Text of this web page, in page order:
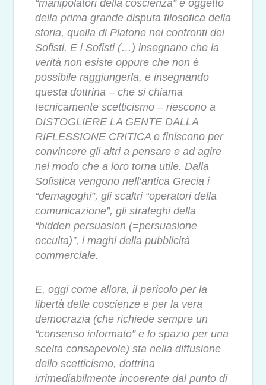
“manipolatori della coscienza” è oggetto
della prima grande disputa filosofica della
storia, quella di Platone nei confronti dei
Sofisti. E i Sofisti (…) insegnano che la
verità non esiste oppure che non è
possibile raggiungerla, e insegnando
questa dottrina – che si chiama
tecnicamente scetticismo – riescono a
DISTOGLIERE LA GENTE DALLA
RIFLESSIONE CRITICA e finiscono per
convincere gli altri a pensare e ad agire
nel modo che a loro torna utile. Dalla
Sofistica vengono nell’antica Grecia i
“demagoghi”, gli scaltri “operatori della
comunicazione”, gli strateghi della
“hidden persuasion (=persuasione
occulta)”, i maghi della pubblicità
commerciale.
E, oggi come allora, il pericolo per la
libertà delle coscienze e per la vera
democrazia (che richiede sempre un
“consenso informato” e lo spazio per una
scelta consapevole) sta nella diffusione
dello scetticismo, dottrina
irrimediabilmente incoerente dal punto di